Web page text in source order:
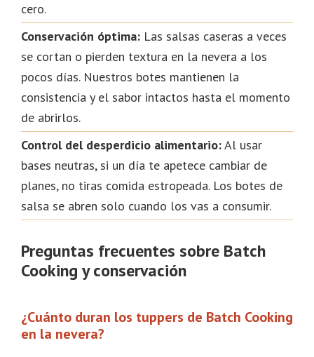
cero.
Conservación óptima: Las salsas caseras a veces
se cortan o pierden textura en la nevera a los
pocos días. Nuestros botes mantienen la
consistencia y el sabor intactos hasta el momento
de abrirlos.
Control del desperdicio alimentario:Al usar
bases neutras, si un día te apetece cambiar de
planes, no tiras comida estropeada. Los botes de
salsa se abren solo cuando los vas a consumir.
Preguntas frecuentes sobre Batch
Cooking y conservación
¿Cuánto duran los tuppers de Batch Cooking
en la nevera?